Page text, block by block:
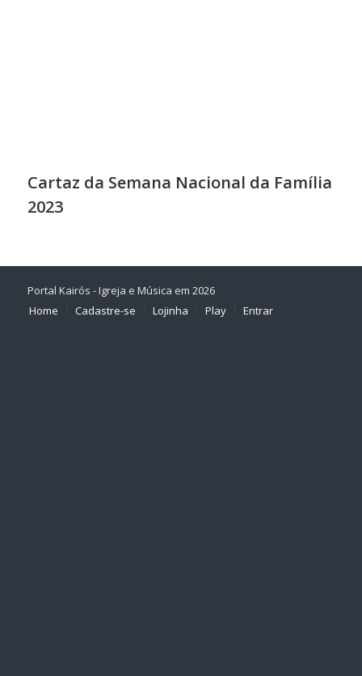
Cartaz da Semana Nacional da Família
2023
Portal Kairós - Igreja e Música em 2026
Home
Cadastre-se Lojinha Play Entrar